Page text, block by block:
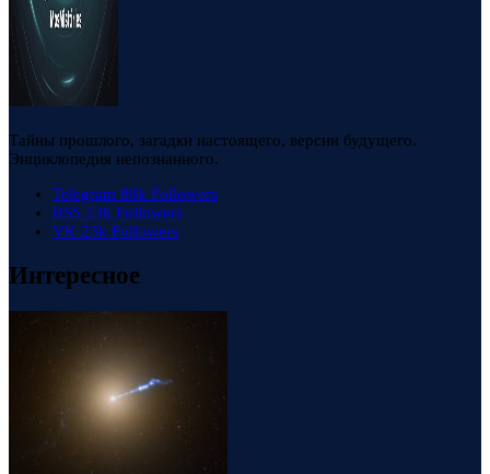
Тайны прошлого, загадки настоящего, версии будущего.
Энциклопедия непознанного.
Telegram 88k Followers
RSS 23k Followers
VK 23k Followers
Интересное